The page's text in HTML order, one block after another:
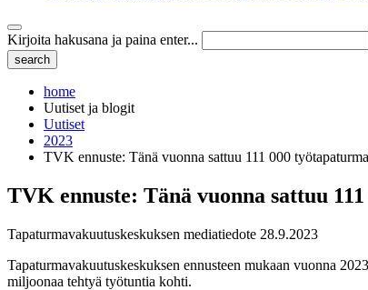
Kirjoita hakusana ja paina enter...
home
Uutiset ja blogit
Uutiset
2023
TVK ennuste: Tänä vuonna sattuu 111 000
TVK ennuste: Tänä vuonna sattuu
Tapaturmavakuutuskeskuksen mediatiedote 28.9.2023
Tapaturmavakuutuskeskuksen ennusteen mukaan vuonna
miljoonaa tehtyä työtuntia kohti.